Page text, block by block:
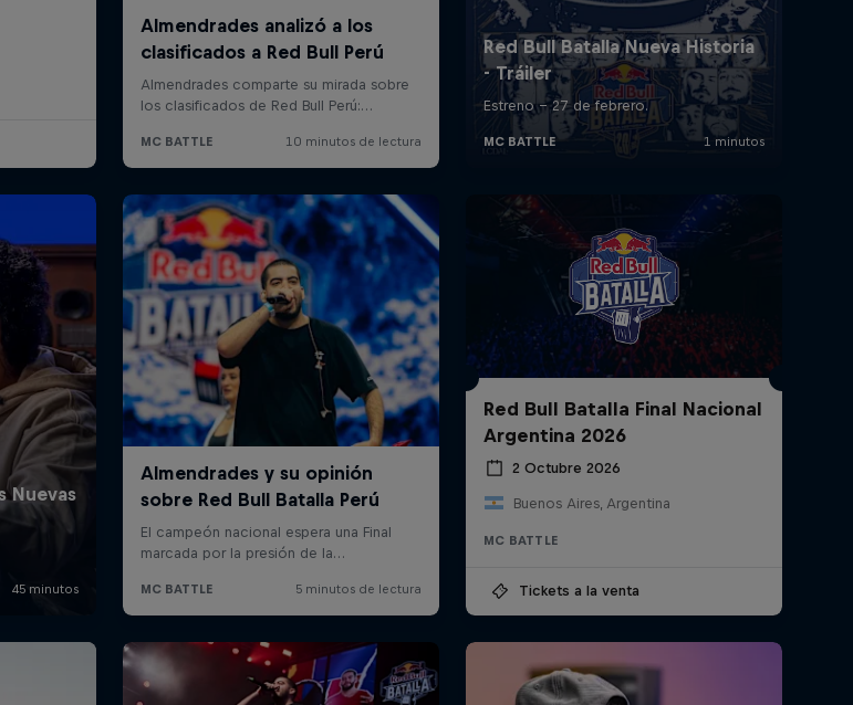
Red Bull Batalla Final Nacional
Argentina 2026
2 Octubre 2026
Buenos Aires, Argentina
MC BATTLE
Tickets a la venta